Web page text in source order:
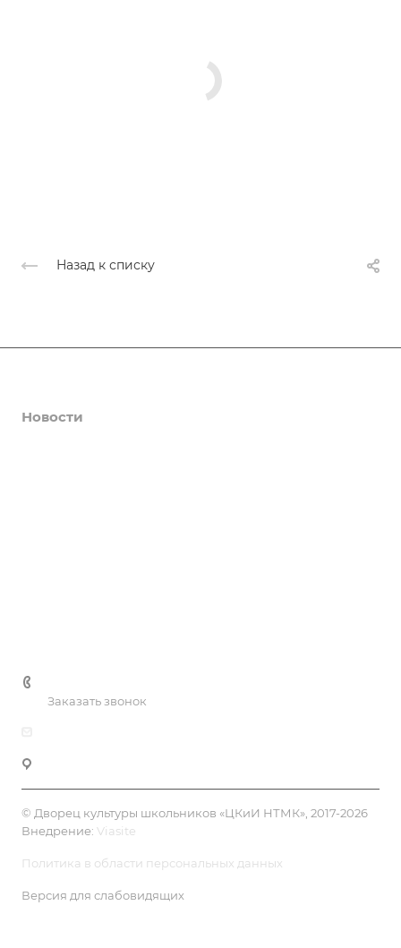
Назад к списку
Новости
Заказать звонок
© Дворец культуры школьников «ЦКиИ НТМК», 2017-2026
Внедрение: Viasite
Политика в области персональных данных
Версия для слабовидящих